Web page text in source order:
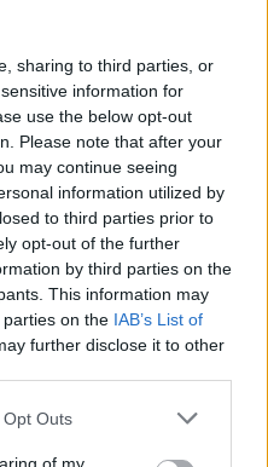
sharing to third parties, or
information for
use the below opt-out
Please note that after your
may continue seeing
information utilized by
to third parties prior to
opt-out of the further
by third parties on the
This information may
on the IAB’s List of
further disclose it to other
Outs